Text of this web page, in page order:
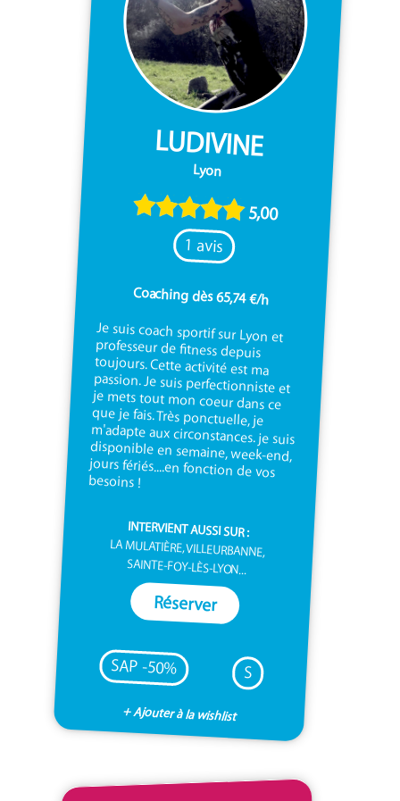
LUDIVINE
Lyon
5,00
1 avis
Coaching dès 65,74 €/h
Je suis coach sportif sur Lyon et
professeur de fitness depuis
toujours. Cette activité est ma
passion. Je suis perfectionniste et
je mets tout mon coeur dans ce
que je fais. Très ponctuelle, je
m'adapte aux circonstances. je suis
disponible en semaine, week-end,
jours fériés....en fonction de vos
besoins !
INTERVIENT AUSSI SUR :
LA MULATIÈRE, VILLEURBANNE,
SAINTE-FOY-LÈS-LYON...
Réserver
SAP -50% S
+ Ajouter à la wishlist